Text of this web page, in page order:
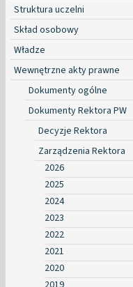
Struktura uczelni
Skład osobowy
Władze
Wewnętrzne akty prawne
Dokumenty ogólne
Dokumenty Rektora PW
Decyzje Rektora
Zarządzenia Rektora
2026
2025
2024
2023
2022
2021
2020